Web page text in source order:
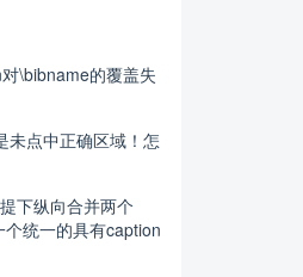
\bibname的覆盖失
未点中正确区域！怎
下纵向合并两个
统一的具有caption